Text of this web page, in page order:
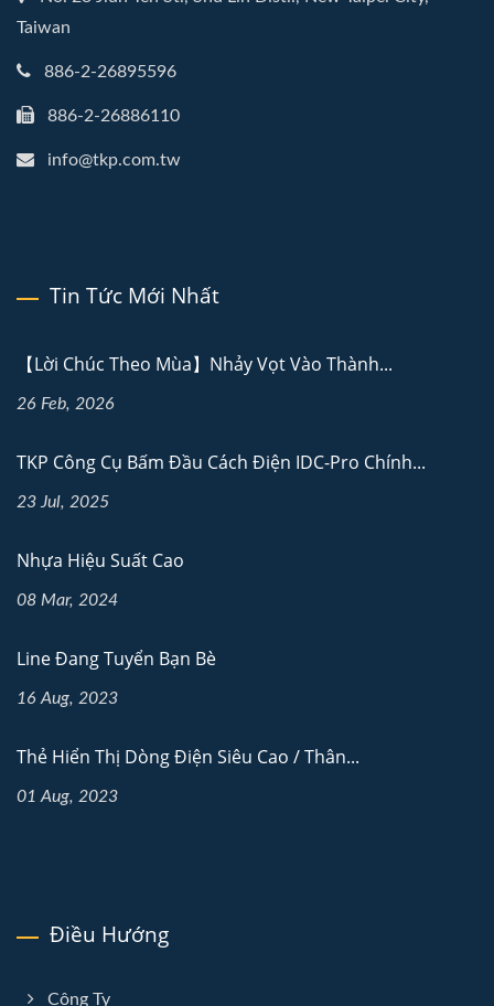
Taiwan
886-2-26895596
886-2-26886110
info@tkp.com.tw
Tin Tức Mới Nhất
【Lời Chúc Theo Mùa】Nhảy Vọt Vào Thành...
26 Feb, 2026
TKP Công Cụ Bấm Đầu Cách Điện IDC-Pro Chính...
23 Jul, 2025
Nhựa Hiệu Suất Cao
08 Mar, 2024
Line Đang Tuyển Bạn Bè
16 Aug, 2023
Thẻ Hiển Thị Dòng Điện Siêu Cao / Thân...
01 Aug, 2023
Điều Hướng
Công Ty